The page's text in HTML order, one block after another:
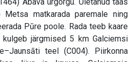
Abava ürgorgu. Ületanud taas
matkarada paremale ning
Pūre poole. Rada teeb kaare
järgmised 5 km Galciemsi
teel (C004). Piirkonna